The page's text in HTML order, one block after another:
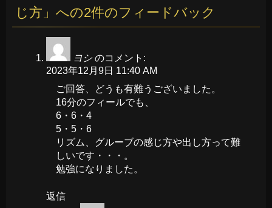
じ方 」への2件のフィードバック
ヨシ のコメント:
2023年12月9日 11:40 AM
ご回答、どうも有難うございました。
16分のフィールでも、
6・6・4
5・5・6
リズム、グルーブの感じ方や出し方って難
しいです・・・。
勉強になりました。
返信